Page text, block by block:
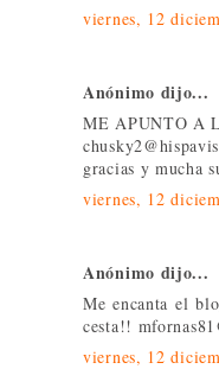
viernes, 12
Anónimo dijo...
ME APUNTO A
gracias y mucha
viernes, 12
Anónimo dijo...
Me encanta el
cesta!!
viernes, 12